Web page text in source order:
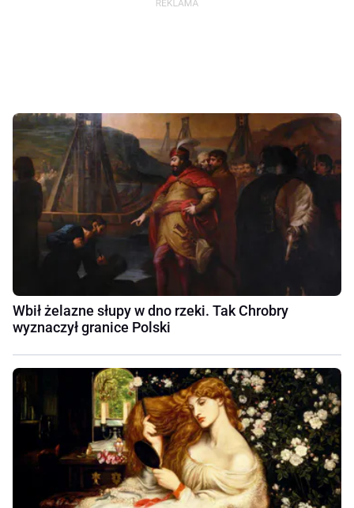
Wbił żelazne słupy w dno rzeki. Tak Chrobry
wyznaczył granice Polski